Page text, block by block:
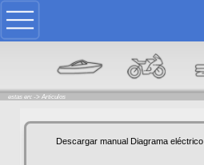
estas en: -> Articulos
Descargar manual Diagrama eléctrico